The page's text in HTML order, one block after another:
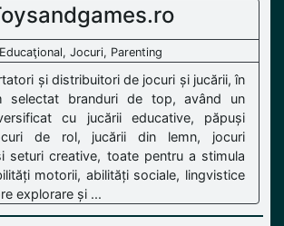
Educaţional, Jocuri, Parenting
și distribuitori de jocuri și jucării, în
selectat branduri de top, având un
cu jucării educative, păpuși
de rol, jucării din lemn, jocuri
seturi creative, toate pentru a stimula
motorii, abilități sociale, lingvistice
explorare și ...